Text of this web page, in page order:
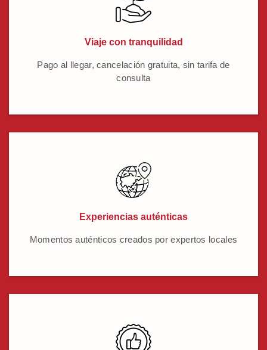
Viaje con tranquilidad
Pago al llegar, cancelación gratuita, sin tarifa de
consulta
Experiencias auténticas
Momentos auténticos creados por expertos locales